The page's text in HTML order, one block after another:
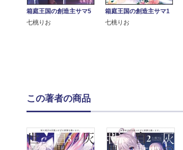
箱庭王国の創造主サマ5
七桃りお
箱庭王国の創造主サマ1
七桃りお
この著者の商品